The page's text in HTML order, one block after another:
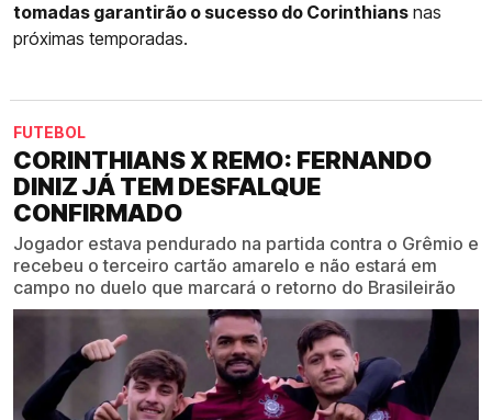
tomadas garantirão o sucesso do Corinthians nas
próximas temporadas.
FUTEBOL
CORINTHIANS X REMO: FERNANDO
DINIZ JÁ TEM DESFALQUE
CONFIRMADO
Jogador estava pendurado na partida contra o Grêmio e
recebeu o terceiro cartão amarelo e não estará em
campo no duelo que marcará o retorno do Brasileirão